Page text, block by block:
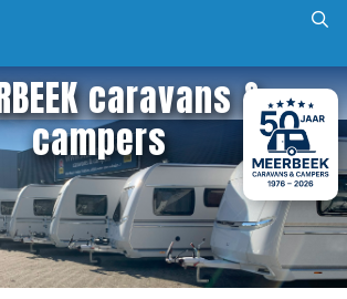
caravans &
campers